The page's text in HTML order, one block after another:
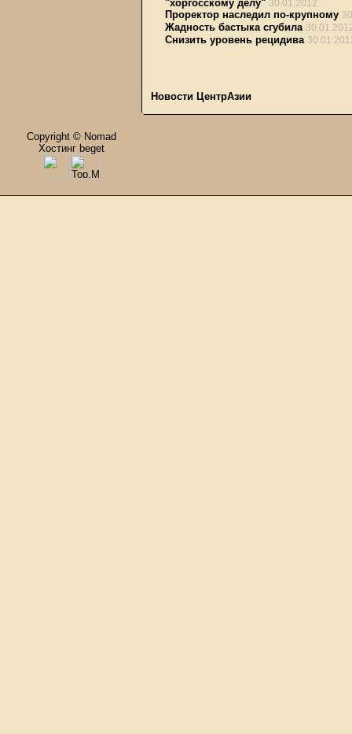
"хоргосскому делу" 30.01.2012
Проректор наследил по-крупному
Жадность бастыка сгубила
Снизить уровень рецидива
Новости ЦентрАзии
Copyright © Nomad
Хостинг beget